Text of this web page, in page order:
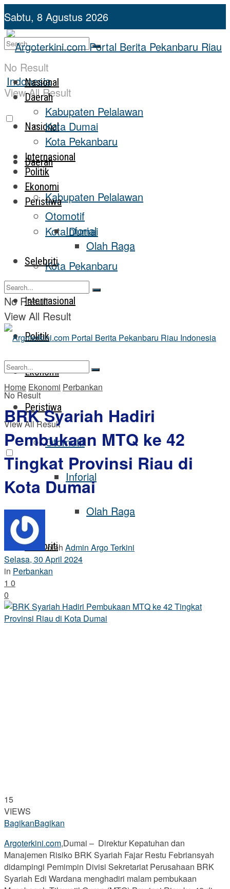
Sabtu, 8 Agustus 2026
No Result
View All Result
Nasional
Daerah
Kabupaten Pelalawan
Kota Dumai
Kota Pekanbaru
Internasional
Politik
Ekonomi
Peristiwa
Otomotif
Inforial
Olah Raga
Selebriti
Nasional
Daerah
Kabupaten Pelalawan
Kota Dumai
Kota Pekanbaru
Internasional
Politik
Ekonomi
Peristiwa
Otomotif
Inforial
Olah Raga
Selebriti
No Result
View All Result
No Result
View All Result
Home Ekonomi Perbankan
BRK Syariah Hadiri
Pembukaan MTQ ke 42
Tingkat Provinsi Riau di
Kota Dumai
oleh Admin Argo Terkini
Selasa, 30 April 2024
in Perbankan
1 0
0
15
VIEWS
BagikanBagikan
Argoterkini.com,Dumai – Direktur Kepatuhan dan
Manajemen Risiko BRK Syariah Fajar Restu Febriansyah
didampingi Pemimpin Divisi Sekretariat Perusahaan BRK
Syariah Edi Wardana menghadiri malam pembukaan